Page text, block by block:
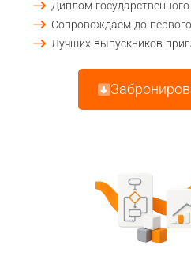
Диплом
Сопровождаем до
Лучших выпускников